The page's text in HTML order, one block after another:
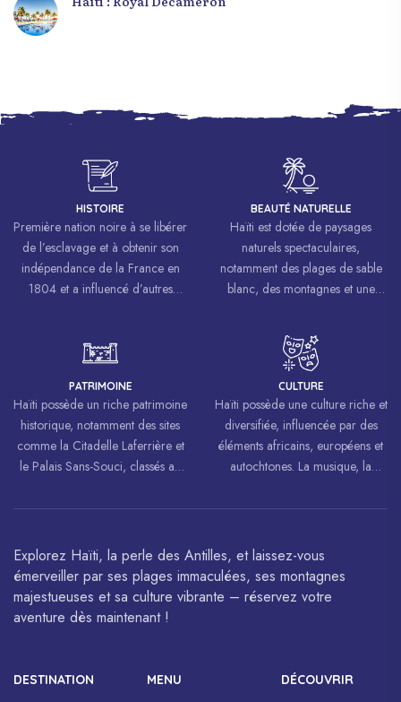
HISTOIRE
Première nation noire à se libérer
de l’esclavage et à obtenir son
indépendance de la France en
1804 et a influencé d’autres
luttes pour la liberté et l’égalité.
BEAUTÉ NATURELLE
Haïti est dotée de paysages
naturels spectaculaires,
notamment des plages de sable
blanc, des montagnes et une
PATRIMOINE
Haïti possède un riche patrimoine
historique, notamment des sites
comme la Citadelle Laferrière et
le Palais Sans-Souci, classés au
l’UNESCO.
CULTURE
Haïti possède une culture riche et
diversifiée, influencée par des
éléments africains, européens et
autochtones. La musique, la
sont célébrés à travers le monde.
Explorez Haïti, la perle des Antilles, et laissez-vous
émerveiller par ses plages immaculées, ses montagnes
majestueuses et sa culture vibrante – réservez votre
aventure dès maintenant !
DESTINATION MENU DÉCOUVRIR